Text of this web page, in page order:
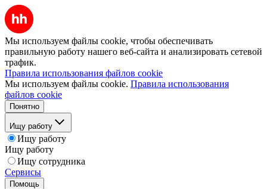
Мы используем файлы cookie, чтобы обеспечивать
правильную работу нашего веб-сайта и анализировать сетевой
трафик.
Правила использования файлов cookie
Мы используем файлы cookie. Правила использования
файлов cookie
Понятно
Ищу работу
Ищу работу
Ищу работу
Ищу сотрудника
Сервисы
Помощь